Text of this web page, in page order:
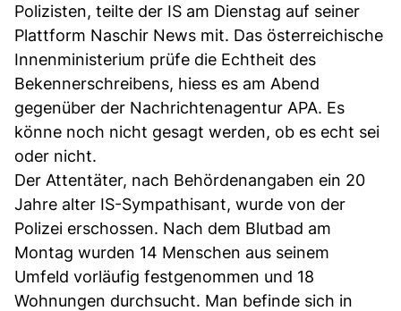
Polizisten, teilte der IS am Dienstag auf seiner
Plattform Naschir News mit. Das österreichische
Innenministerium prüfe die Echtheit des
Bekennerschreibens, hiess es am Abend
gegenüber der Nachrichtenagentur APA. Es
könne noch nicht gesagt werden, ob es echt sei
oder nicht.
Der Attentäter, nach Behördenangaben ein 20
Jahre alter IS-Sympathisant, wurde von der
Polizei erschossen. Nach dem Blutbad am
Montag wurden 14 Menschen aus seinem
Umfeld vorläufig festgenommen und 18
Wohnungen durchsucht. Man befinde sich in